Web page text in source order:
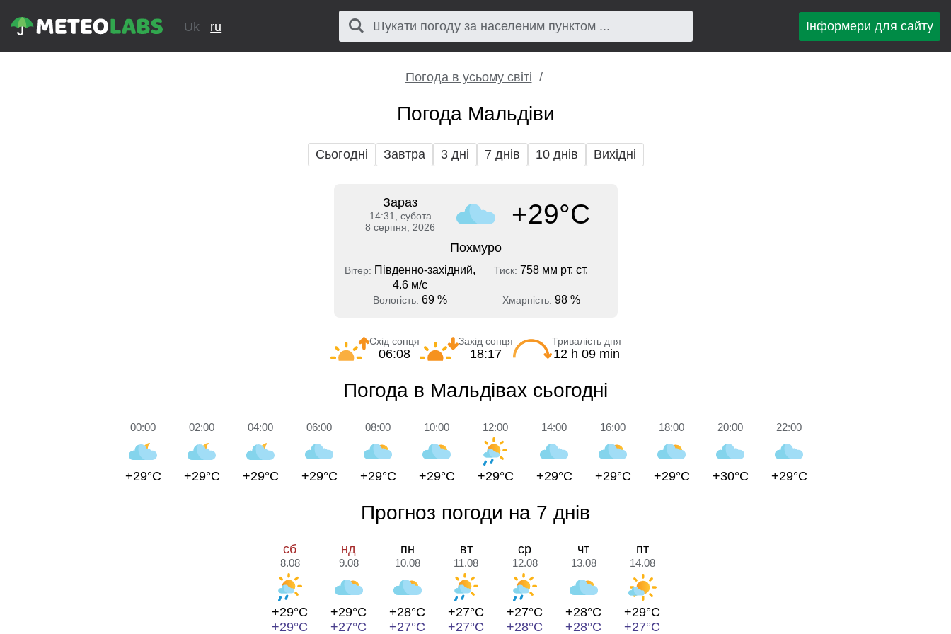
Uk ru Інформери для сайту
Погода в усьому світі
Погода Мальдіви
Сьогодні Завтра 3 дні 7 днів 10 днів Вихідні
Зараз
14:31, субота
8 серпня, 2026
+29°C
Похмуро
Вітер: Південно-західний,
4.6 м/с
Тиск: 758 мм рт. ст.
Вологість: 69 % Хмарність: 98 %
Схід сонця
06:08
Захід сонця
18:17
Тривалість дня
12 h 09 min
Погода в Мальдівах сьогодні
00:00
+29°C
02:00
+29°C
04:00
+29°C
06:00
+29°C
08:00
+29°C
10:00
+29°C
12:00
+29°C
14:00
+29°C
16:00
+29°C
18:00
+29°C
20:00
+30°C
22:00
+29°C
Прогноз погоди на 7 днів
сб
8.08
+29°C
+29°C
нд
9.08
+29°C
+27°C
пн
10.08
+28°C
+27°C
вт
11.08
+27°C
+27°C
ср
12.08
+27°C
+28°C
чт
13.08
+28°C
+28°C
пт
14.08
+29°C
+27°C